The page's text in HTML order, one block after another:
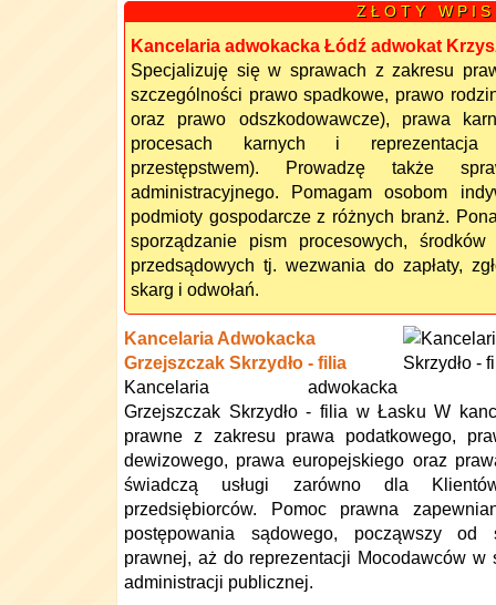
Z Ł O T Y W P I S
Kancelaria adwokacka Łódź adwokat
Specjalizuję się w sprawach z zakresu
szczególności prawo spadkowe, prawo
oraz prawo odszkodowawcze), prawa
procesach karnych i reprezentacja
przestępstwem). Prowadzę także
administracyjnego. Pomagam osobom
podmioty gospodarcze z różnych branż.
sporządzanie pism procesowych,
przedsądowych tj. wezwania do zapłaty,
skarg i odwołań.
Kancelaria Adwokacka
Grzejszczak Skrzydło - filia
Kancelaria adwokacka
Grzejszczak Skrzydło - filia w Łasku W
prawne z zakresu prawa podatkowego,
dewizowego, prawa europejskiego oraz
świadczą usługi zarówno dla
przedsiębiorców. Pomoc prawna
postępowania sądowego, począwszy od
prawnej, aż do reprezentacji Mocodawców w
administracji publicznej.